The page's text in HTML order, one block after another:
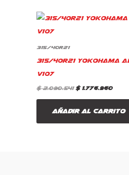
315/40R21
315/40R21 Yokohama
V107
$2.090.541
El
$1.776.960
El
Añadir al carrito